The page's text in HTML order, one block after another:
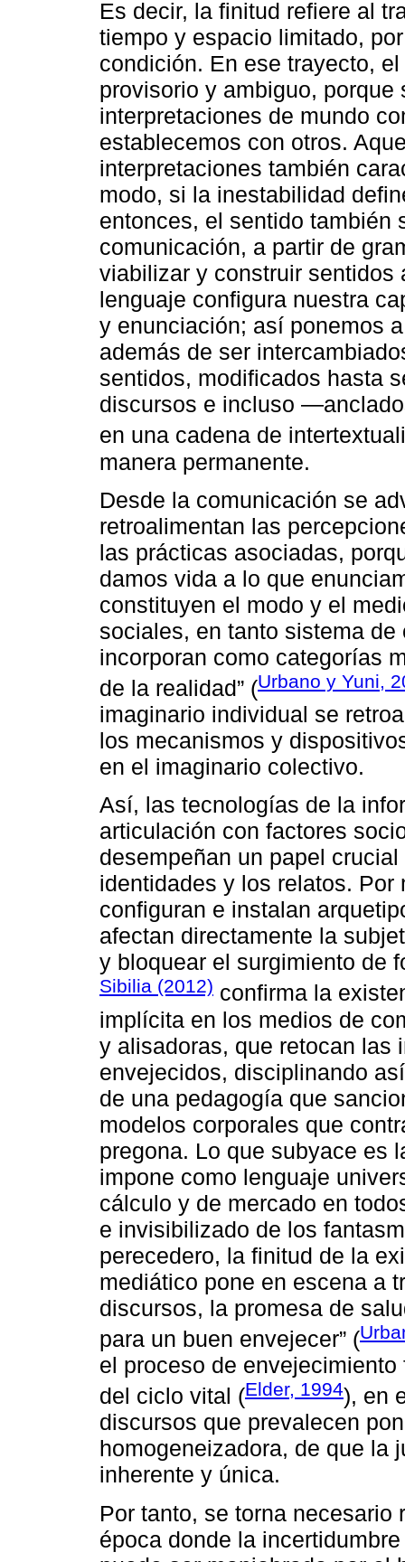
Es decir, la finitud refiere al
tiempo y espacio limitado,
condición. En ese trayecto,
provisorio y ambiguo,
interpretaciones de mundo
establecemos con otros.
interpretaciones también
modo, si la inestabilidad
entonces, el sentido también
comunicación, a partir de
viabilizar y construir sentidos
lenguaje configura nuestra
y enunciación; así ponemos
además de ser
sentidos, modificados hasta
discursos e incluso
en una cadena de
manera permanente.
Desde la comunicación se
retroalimentan las
las prácticas asociadas,
damos vida a lo que
constituyen el modo y el
sociales, en tanto sistema
incorporan como categorías
de la realidad” (Urbano y Yuni,
imaginario individual se
los mecanismos y
en el imaginario colectivo.
Así, las tecnologías de la
articulación con factores
desempeñan un papel
identidades y los relatos.
configuran e instalan
afectan directamente la
y bloquear el surgimiento de
Sibilia (2012) confirma la
implícita en los medios de
y alisadoras, que retocan las
envejecidos, disciplinando
de una pedagogía que
modelos corporales que
pregona. Lo que subyace es
impone como lenguaje
cálculo y de mercado en
e invisibilizado de los
perecedero, la finitud de la
mediático pone en escena a
discursos, la promesa de
para un buen envejecer” (
el proceso de
del ciclo vital (Elder, 1994), en
discursos que prevalecen
homogeneizadora, de que la
inherente y única.
Por tanto, se torna necesario
época donde la